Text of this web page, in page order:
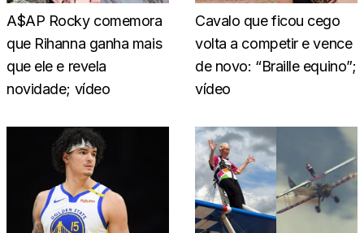
A$AP Rocky comemora
que Rihanna ganha mais
que ele e revela
novidade; vídeo
Cavalo que ficou cego
volta a competir e vence
de novo: “Braille equino”;
vídeo